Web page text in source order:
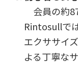
会員の約
Rintosullで
エクササイ
よる丁寧な